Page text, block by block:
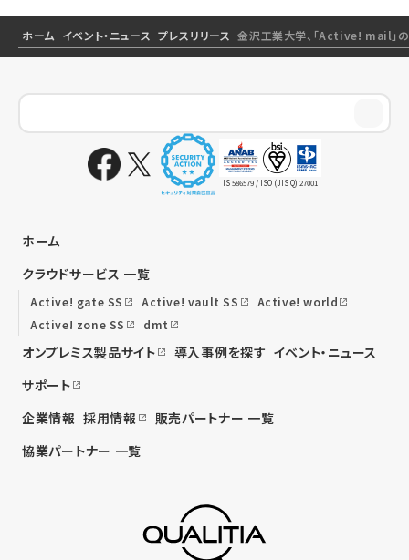
ホーム イベント・ニュース プレスリリース 金沢工業大学、「Active! mail」の
IS 586579 / ISO (JIS Q) 27001
ホーム
クラウドサービス 一覧
Active! gate SS Active! vault SS
Active! world
Active! zone SS
dmt
オンプレミス製品サイト 導入事例を探す イベント・ニュース
サポート
企業情報 採用情報
販売パートナー 一覧
協業パートナー 一覧